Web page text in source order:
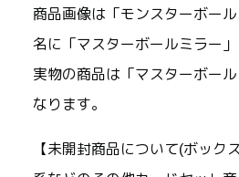
商品画像は「モンスターボー
名に「マスターボールミラー」
実物の商品は「マスターボー
なります。
【未開封商品について(ボック